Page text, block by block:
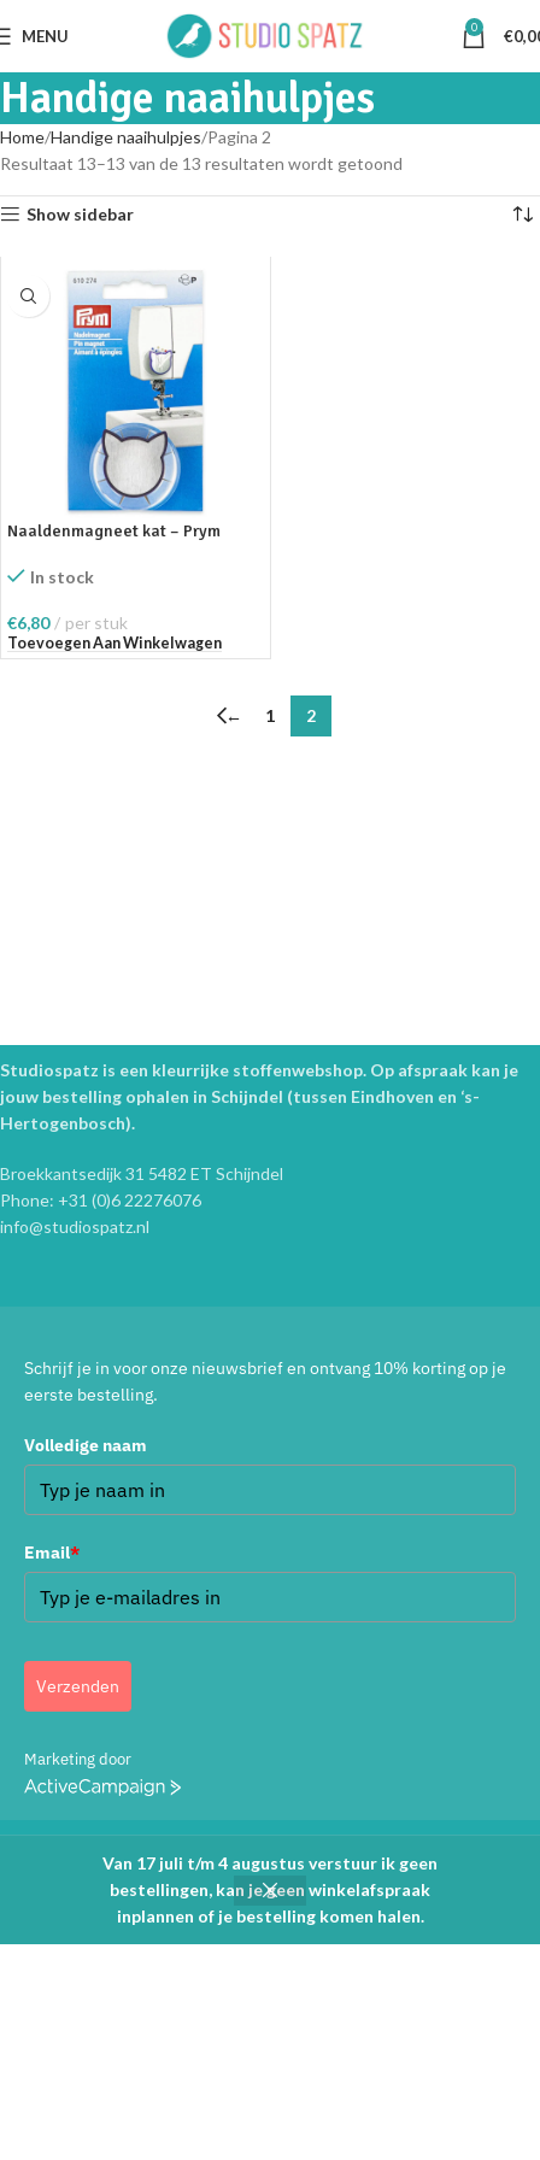
Van 17 juli t/m 4 augustus verstuur ik geen
bestellingen, kan je geen winkelafspraak
inplannen of je bestelling komen halen.
MENU 0 €
Handige naaihulpjes
Home Handige naaihulpjes Pagina 2
Resultaat 13–13 van de 13 resultaten wordt getoond
Show sidebar
Naaldenmagneet kat – Prym
In stock
€6,80 per stuk
Toevoegen Aan Winkelwagen
← 1 2
Studiospatz is een kleurrijke stoffenwebshop. Op afspraak kan je
jouw bestelling ophalen in Schijndel (tussen Eindhoven en ‘s-
Hertogenbosch).
Broekkantsedijk 31 5482 ET Schijndel
Phone: +31 (0)6 22276076
info@studiospatz.nl
Schrijf je in voor onze nieuwsbrief en ontvang 10% korting op je
eerste bestelling.
Volledige naam
Email*
Verzenden
Marketing door
ActiveCampaign
HANDIGE LINKS
My account